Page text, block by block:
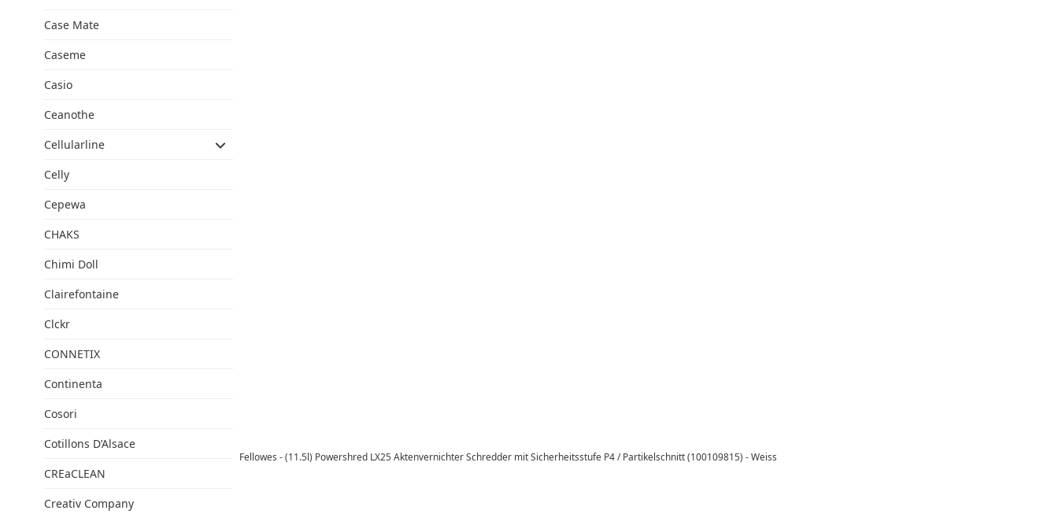
Case Mate
Caseme
Casio
Ceanothe
Cellularline
Celly
Cepewa
CHAKS
Chimi Doll
Clairefontaine
Clckr
CONNETIX
Continenta
Cosori
Cotillons D’Alsace
CREaCLEAN
Creativ Company
Fellowes - (11.5l) Powershred LX25 Aktenvernichter Schredder mit Sicherheitsstufe P4 / Partikelschnitt (100109815) - Weiss